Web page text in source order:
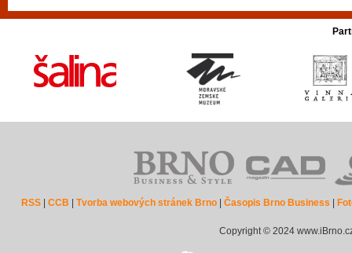
RSS |CCB |Tvorba webových stránek Brno |Časopis Brno Business
Copyright © 2024